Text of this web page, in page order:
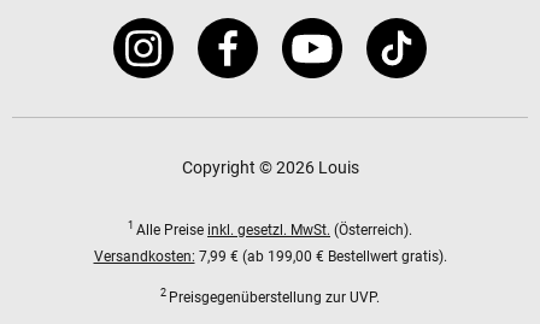
Copyright © 2026 Louis
1 Alle Preise inkl. gesetzl. MwSt. (Österreich).
Versandkosten: 7,99 € (ab 199,00 € Bestellwert gratis).
2 Preisgegenüberstellung zur UVP.